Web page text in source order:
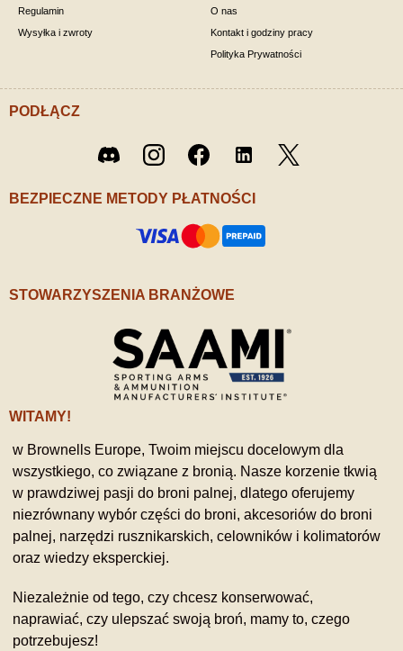
Regulamin
Wysyłka i zwroty
O nas
Kontakt i godziny pracy
Polityka Prywatności
PODŁĄCZ
Discord Instagram Facebook LinkedIn
BEZPIECZNE METODY PŁATNOŚCI
STOWARZYSZENIA BRANŻOWE
WITAMY!
w Brownells Europe, Twoim miejscu docelowym dla
wszystkiego, co związane z bronią. Nasze korzenie tkwią
w prawdziwej pasji do broni palnej, dlatego oferujemy
niezrównany wybór części do broni, akcesoriów do broni
palnej, narzędzi rusznikarskich, celowników i kolimatorów
oraz wiedzy eksperckiej.
Niezależnie od tego, czy chcesz konserwować,
naprawiać, czy ulepszać swoją broń, mamy to, czego
potrzebujesz!